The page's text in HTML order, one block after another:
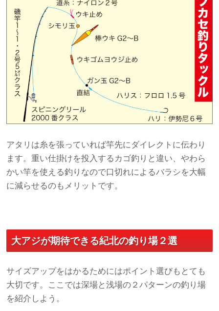
アタリは糸を張っていれば竿先にダイレクトに伝わり
ます。重い仕掛けを投入するカゴ釣りと違い、やわら
かい竿を使える釣りなので口切れによるバラシを大幅
に減らせるのもメリットです。
大アジが期待できる紀北の釣り場２選
サイズアップをはかるためにはポイント選びもとても
大切です。ここでは深場と浅場の２パターンの釣り場
を紹介しよう。